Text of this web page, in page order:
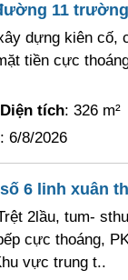
11
dựng kiên cố,
tiền cực
Diện tích: 326 m²
: 6/8/2026
6 linh xuân
2lầu, tum-
cực thoáng,
vực trung t..